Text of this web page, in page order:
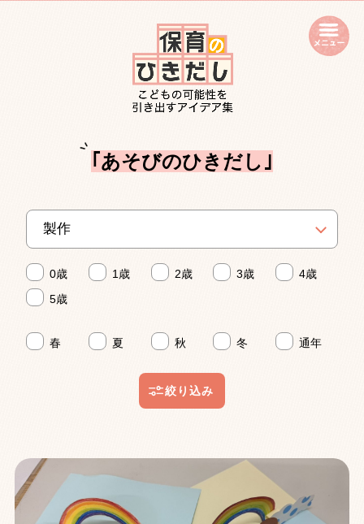
｢あそびのひきだし｣
0歳 1歳 2歳 3歳
4歳
5歳
春 夏 秋 冬 通年